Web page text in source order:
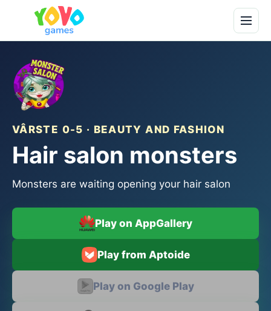
VÂRSTE 0-5 · BEAUTY AND FASHION
Hair salon monsters
Monsters are waiting opening your hair salon
Play on AppGallery
Play from Aptoide
Play on Google Play